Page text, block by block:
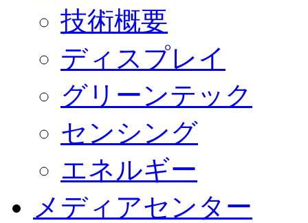
技術概要
ディスプレイ
グリーンテック
センシング
エネルギー
メディアセンター